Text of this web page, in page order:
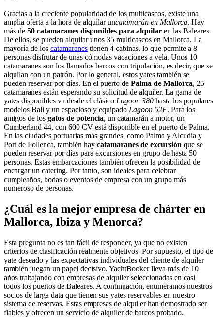
Gracias a la creciente popularidad de los multicascos, existe una
amplia oferta a la hora de alquilar uncatamarán en Mallorca. Hay
más de 50 catamaranes disponibles para alquilar en las Baleares.
De ellos, se pueden alquilar unos 35 multicascos en Mallorca. La
mayoría de los catamaranes tienen 4 cabinas, lo que permite a 8
personas disfrutar de unas cómodas vacaciones a vela. Unos 10
catamaranes son los llamados barcos con tripulación, es decir, que se
alquilan con un patrón. Por lo general, estos yates también se
pueden reservar por días. En el puerto de Palma de Mallorca, 25
catamaranes están esperando su solicitud de alquiler. La gama de
yates disponibles va desde el clásico Lagoon 380 hasta los populares
modelos Bali y un espacioso y equipado Lagoon 52F. Para los
amigos de los gatos de potencia, un catamarán a motor, un
Cumberland 44, con 600 CV está disponible en el puerto de Palma.
En las ciudades portuarias más grandes, como Palma y Alcudia y
Port de Pollenca, también hay catamaranes de excursión que se
pueden reservar por días para excursiones en grupo de hasta 50
personas. Estas embarcaciones también ofrecen la posibilidad de
encargar un catering. Por tanto, son ideales para celebrar
cumpleaños, bodas o eventos de empresa con un grupo más
numeroso de personas.
¿Cuál es la mejor empresa de chárter en
Mallorca, Ibiza y Menorca?
Esta pregunta no es tan fácil de responder, ya que no existen
criterios de clasificación realmente objetivos. Por supuesto, el tipo de
yate deseado y las expectativas individuales del cliente de alquiler
también juegan un papel decisivo. YachtBooker lleva más de 10
años trabajando con empresas de alquiler seleccionadas en casi
todos los puertos de Baleares. A continuación, enumeramos nuestros
socios de larga data que tienen sus yates reservables en nuestro
sistema de reservas. Estas empresas de alquiler han demostrado ser
fiables y ofrecen un servicio de alquiler de barcos probado.